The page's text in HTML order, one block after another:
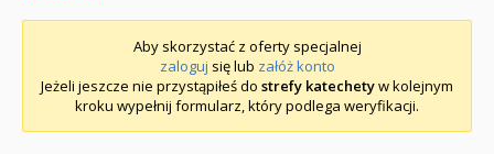
Aby skorzystać z oferty specjalnej
zaloguj się lub załóż konto
Jeżeli jeszcze nie przystąpiłeś do strefy katechetyw kolejnym
kroku wypełnij formularz, który podlega weryfikacji.